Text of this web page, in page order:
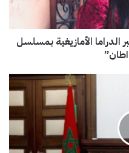
الدراما الأمازيغية بمسلسل